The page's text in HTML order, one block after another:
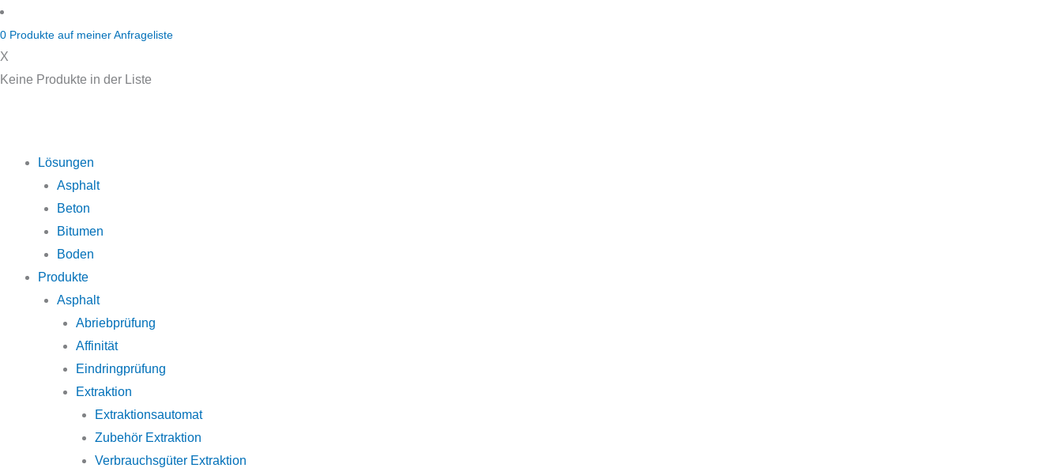
Zum
Inhalt
springen
0 Produkte auf meiner Anfrageliste
X
Keine Produkte in der Liste
Lösungen
Asphalt
Beton
Bitumen
Boden
Produkte
Asphalt
Abriebprüfung
Affinität
Eindringprüfung
Extraktion
Extraktionsautomat
Zubehör Extraktion
Verbrauchsgüter Extraktion